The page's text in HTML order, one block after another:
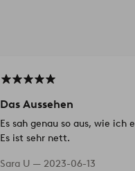
Das Aussehen
Es sah genau so aus, wie
Es ist sehr nett.
Sara U — 2023-06-13